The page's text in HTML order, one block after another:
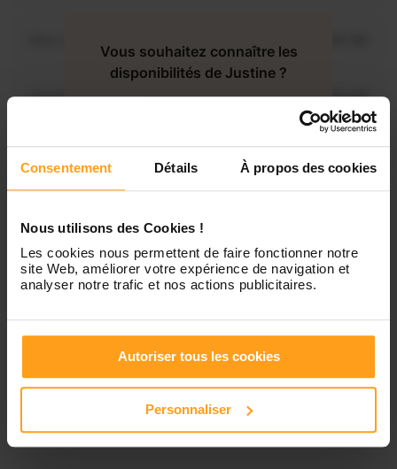
Consentement Détails À propos des cookies
Nous utilisons des Cookies !
Les cookies nous permettent de faire fonctionner notre
site Web, améliorer votre expérience de navigation et
analyser notre trafic et nos actions publicitaires.
Autoriser tous les cookies
Personnaliser
Jeudi Disponible de 00:00 à 00:00
Vendredi Disponible de 00:00 à 00:00
Dimanche Disponible de 00:00 à 00:00
Vous souhaitez connaître les
disponibilités de Justine ?
Services proposés
Garde d’enfants